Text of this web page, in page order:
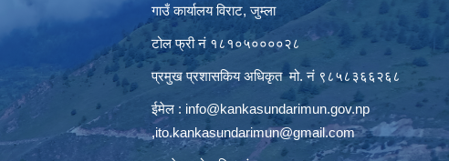
गाउँ कार्यालय विराट, जुम्ला
टोल फ्री नं १८१०५००००२८
प्रमुख प्रशासकिय अधिकृत मो. नं ९८५८३६६२६८
ईमेल : info@kankasundarimun.gov.np
,ito.kankasundarimun@gmail.com